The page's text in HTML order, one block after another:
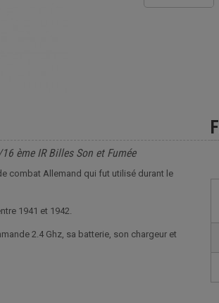
ème IR Billes Son et Fumée
combat Allemand qui fut utilisé durant le
1941 et 1942.
2.4 Ghz, sa batterie, son chargeur et